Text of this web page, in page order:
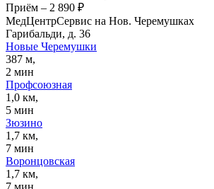
Приём – 2 890 ₽
МедЦентрСервис на Нов. Черемушках
Гарибальди, д. 36
Новые Черемушки
387 м,
2 мин
Профсоюзная
1,0 км,
5 мин
Зюзино
1,7 км,
7 мин
Воронцовская
1,7 км,
7 мин